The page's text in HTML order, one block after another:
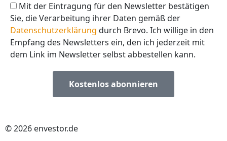
Mit der Eintragung für den Newsletter bestätigen
Sie, die Verarbeitung ihrer Daten gemäß der
Datenschutzerklärung durch Brevo. Ich willige in den
Empfang des Newsletters ein, den ich jederzeit mit
dem Link im Newsletter selbst abbestellen kann.
Kostenlos abonnieren
© 2026 envestor.de